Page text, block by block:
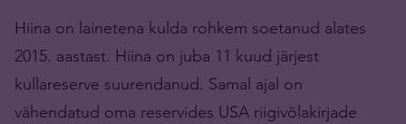
Hiina on lainetena kulda rohkem soetanud alates
2015. aastast. Hiina on juba 11 kuud järjest
kullareserve suurendanud. Samal ajal on
vähendatud oma reservides USA riigivõlakirjade